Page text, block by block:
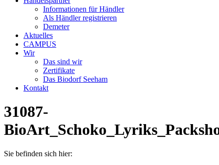
Informationen für Händler
Als Händler registrieren
Demeter
Aktuelles
CAMPUS
Wir
Das sind wir
Zertifikate
Das Biodorf Seeham
Kontakt
31087-
Sie befinden sich hier: